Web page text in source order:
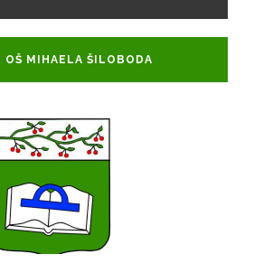
OŠ MIHAELA ŠILOBODA